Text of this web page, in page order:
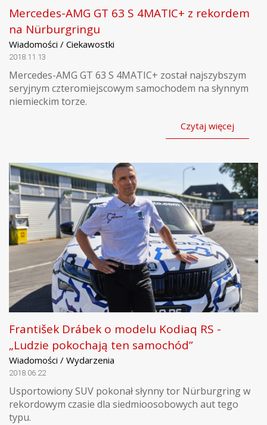
Mercedes-AMG GT 63 S 4MATIC+ z rekordem
na Nürburgringu
Wiadomości / Ciekawostki
2018.11.13
Mercedes-AMG GT 63 S 4MATIC+ został najszybszym
seryjnym czteromiejscowym samochodem na słynnym
niemieckim torze.
Czytaj więcej
František Drábek o modelu Kodiaq RS -
„Ludzie pokochają ten samochód”
Wiadomości / Wydarzenia
2018.06.22
Usportowiony SUV pokonał słynny tor Nürburgring w
rekordowym czasie dla siedmioosobowych aut tego
typu.